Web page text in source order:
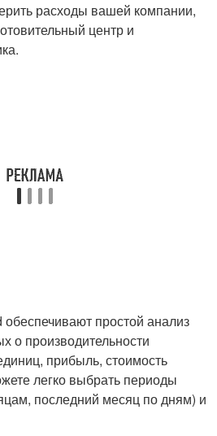
расходы вашей компании,
центр и
простой анализ
о производительности
прибыль, стоимость
легко выбрать периоды
последний месяц по дням) и